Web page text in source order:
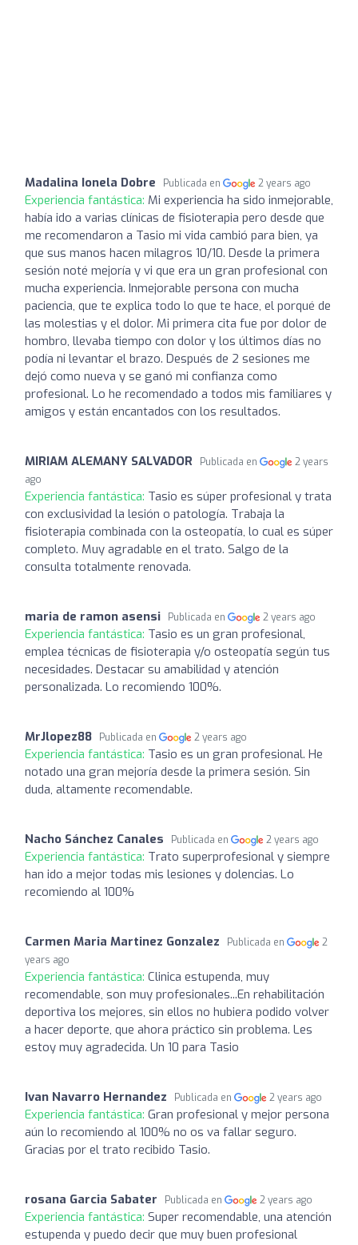
Madalina Ionela Dobre Publicada en 2 years ago
Experiencia fantástica: Mi experiencia ha sido inmejorable,
había ido a varias clínicas de fisioterapia pero desde que
me recomendaron a Tasio mi vida cambió para bien, ya
que sus manos hacen milagros 10/10. Desde la primera
sesión noté mejoría y vi que era un gran profesional con
mucha experiencia. Inmejorable persona con mucha
paciencia, que te explica todo lo que te hace, el porqué de
las molestias y el dolor. Mi primera cita fue por dolor de
hombro, llevaba tiempo con dolor y los últimos días no
podía ni levantar el brazo. Después de 2 sesiones me
dejó como nueva y se ganó mi confianza como
profesional. Lo he recomendado a todos mis familiares y
amigos y están encantados con los resultados.
MIRIAM ALEMANY SALVADOR Publicada en
2 years
ago
Experiencia fantástica: Tasio es súper profesional y trata
con exclusividad la lesión o patología. Trabaja la
fisioterapia combinada con la osteopatía, lo cual es súper
completo. Muy agradable en el trato. Salgo de la
consulta totalmente renovada.
maria de ramon asensi Publicada en 2 years ago
Experiencia fantástica: Tasio es un gran profesional,
emplea técnicas de fisioterapia y/o osteopatía según tus
necesidades. Destacar su amabilidad y atención
personalizada. Lo recomiendo 100%.
MrJlopez88 Publicada en 2 years ago
Experiencia fantástica: Tasio es un gran profesional. He
notado una gran mejoría desde la primera sesión. Sin
duda, altamente recomendable.
Nacho Sánchez Canales Publicada en 2 years ago
Experiencia fantástica: Trato superprofesional y siempre
han ido a mejor todas mis lesiones y dolencias. Lo
recomiendo al 100%
Carmen Maria Martinez Gonzalez Publicada en
2
years ago
Experiencia fantástica: Clinica estupenda, muy
recomendable, son muy profesionales...En rehabilitación
deportiva los mejores, sin ellos no hubiera podido volver
a hacer deporte, que ahora práctico sin problema. Les
estoy muy agradecida. Un 10 para Tasio
Ivan Navarro Hernandez Publicada en 2 years ago
Experiencia fantástica: Gran profesional y mejor persona
aún lo recomiendo al 100% no os va fallar seguro.
Gracias por el trato recibido Tasio.
rosana Garcia Sabater Publicada en 2 years ago
Experiencia fantástica: Super recomendable, una atención
estupenda y puedo decir que muy buen profesional